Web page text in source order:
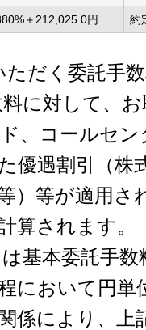
＋212,025.0円 約
ただく委託手
料に対して、
、コールセ
優遇割引（株
）等が適用さ
算されます。
は基本委託手
において円単
係により、上